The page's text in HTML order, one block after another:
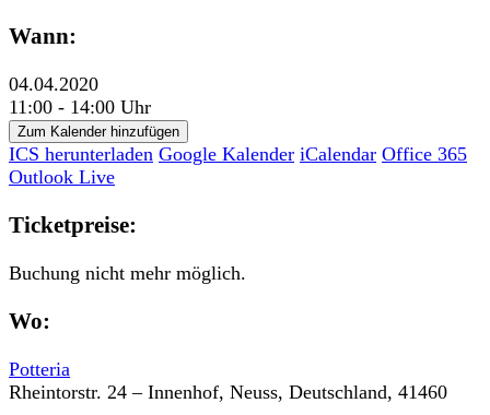
Wann:
04.04.2020
11:00 - 14:00 Uhr
Zum Kalender hinzufügen
ICS herunterladen Google Kalender iCalendar Office 365
Outlook Live
Ticketpreise:
Buchung nicht mehr möglich.
Wo:
Potteria
Rheintorstr. 24 – Innenhof, Neuss, Deutschland, 41460